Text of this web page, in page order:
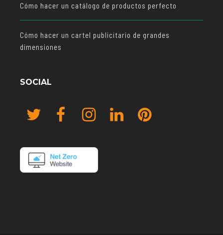
Cómo hacer un catálogo de productos perfecto
Cómo hacer un cartel publicitario de grandes
dimensiones
SOCIAL